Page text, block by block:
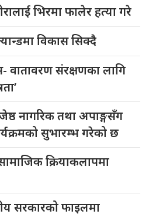
भिरमा फालेर हत्या गरे
विकास सिक्दै
वातावरण संरक्षणका लागि
नागरिक तथा अपाङ्गसँग
सुभारम्भ गरेको छ
क्रियाकलापमा
सरकारको फाइलमा